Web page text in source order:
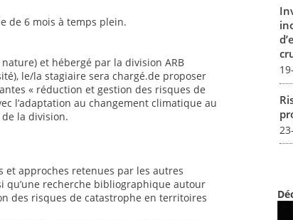
de 6 mois à temps plein.
et hébergé par la division ARB
le/la stagiaire sera chargé.de proposer
« réduction et gestion des risques de
l’adaptation au changement climatique au
la division.
et approches retenues par les autres
qu’une recherche bibliographique autour
des risques de catastrophe en territoires